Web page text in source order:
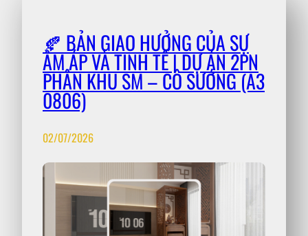
🍂 BẢN GIAO HƯỞNG CỦA SỰ
ẤM ÁP VÀ TINH TẾ | DỰ ÁN 2PN
PHÂN KHU SM – CÔ SƯỚNG (A3
0806)
02/07/2026